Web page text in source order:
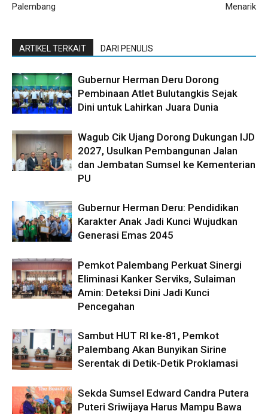
Palembang
Menarik
ARTIKEL TERKAIT DARI PENULIS
Gubernur Herman Deru Dorong
Pembinaan Atlet Bulutangkis Sejak
Dini untuk Lahirkan Juara Dunia
Wagub Cik Ujang Dorong Dukungan IJD
2027, Usulkan Pembangunan Jalan
dan Jembatan Sumsel ke Kementerian
PU
Gubernur Herman Deru: Pendidikan
Karakter Anak Jadi Kunci Wujudkan
Generasi Emas 2045
Pemkot Palembang Perkuat Sinergi
Eliminasi Kanker Serviks, Sulaiman
Amin: Deteksi Dini Jadi Kunci
Pencegahan
Sambut HUT RI ke-81, Pemkot
Palembang Akan Bunyikan Sirine
Serentak di Detik-Detik Proklamasi
Sekda Sumsel Edward Candra Putera
Puteri Sriwijaya Harus Mampu Bawa